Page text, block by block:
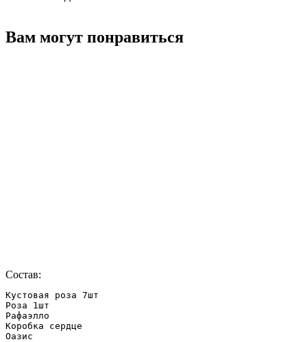
Вам могут понравиться
Состав:
Кустовая роза 7шт
Роза 1шт
Рафаэлло
Коробка сердце
Оазис